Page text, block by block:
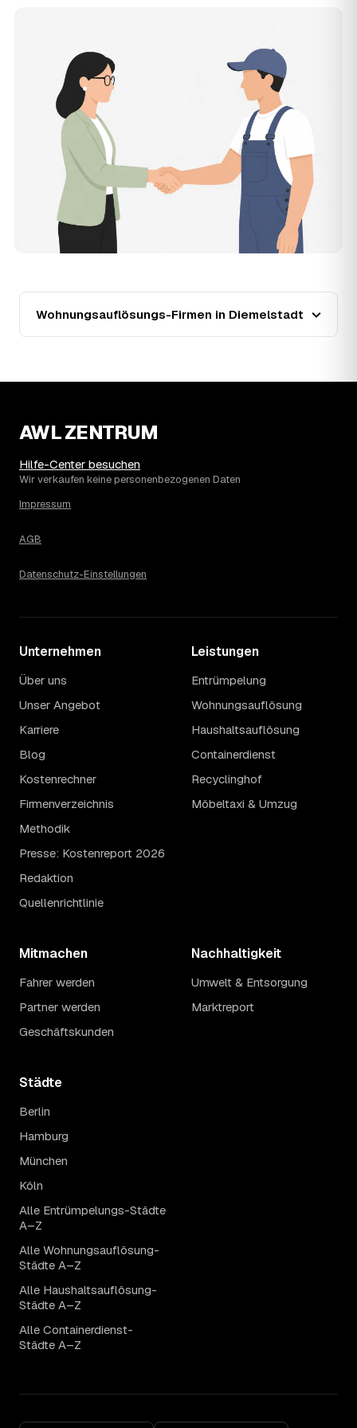
den genauen Festpreis nennt Ihnen der Partner nach
kurzer Beschreibung.
Werden Wohnungsauflösungen in Diemelstadt
teurer?
Seit 2020 verlief die Preisentwicklung in Diemelstadt
fallend (−12 %), mit dem bisherigen Höchststand im Jahr
2021. Eine Prognose lässt sich daraus nicht ableiten,
aber wer frühzeitig anfragt, sichert sich das aktuelle
Preisniveau als Festpreis — unabhängig von der weiteren
Marktentwicklung.
Warum liegt die Preisspanne zwischen 750 und
3.280 € in Diemelstadt?
Die Spanne ergibt sich vor allem aus Wohnfläche und
liegt eher am unteren Ende, eine voll eingerichtete
am oberen. Anrechenbare Wertgegenstände senken den
Endpreis zusätzlich. Den genauen Betrag für Ihre
Wohnungsauflösungs-Firmen in Diemelstadt
AWL ZENTRUM
Hilfe-Center besuchen
Wir verkaufen keine personenbezogenen Daten
Impressum
AGB
Datenschutz-Einstellungen
Unternehmen
Über uns
Unser Angebot
Karriere
Blog
Kostenrechner
Firmenverzeichnis
Methodik
Presse: Kostenreport 2026
Redaktion
Quellenrichtlinie
Leistungen
Entrümpelung
Wohnungsauflösung
Haushaltsauflösung
Containerdienst
Recyclinghof
Möbeltaxi & Umzug
Mitmachen
Fahrer werden
Partner werden
Geschäftskunden
Nachhaltigkeit
Umwelt & Entsorgung
Marktreport
Städte
Berlin
Hamburg
München
Köln
Alle Entrümpelungs-Städte
A–Z
Alle Wohnungsauflösung-
Städte A–Z
Alle Haushaltsauflösung-
Städte A–Z
Alle Containerdienst-
Städte A–Z